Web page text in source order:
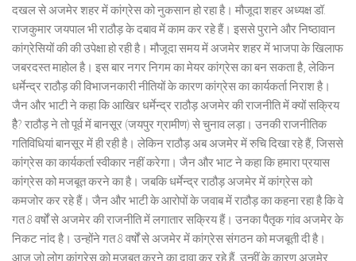
दखल से अजमेर शहर में कांग्रेस को नुकसान हो रहा है। मौजूदा शहर अध्यक्ष डॉ.
राजकुमार जयपाल भी राठौड़ के दबाव में काम कर रहे हैं। इससे पुराने और निष्ठावान
कांग्रेसियों की की उपेक्षा हो रही है। मौजूदा समय में अजमेर शहर में भाजपा के खिलाफ
जबरदस्त माहोल है। इस बार नगर निगम का मेयर कांग्रेस का बन सकता है, लेकिन
धर्मेन्द्र राठौड़ की विभाजनकारी नीतियों के कारण कांग्रेस का कार्यकर्ता निराश है।
जैन और भाटी ने कहा कि आखिर धर्मेन्द्र राठौड़ अजमेर की राजनीति में क्यों सक्रिय
हैै? राठौड़ ने तो पूर्व में बानसूर (जयपुर ग्रामीण) से चुनाव लड़ा। उनकी राजनीतिक
गतिविधियां बानसूर में ही रही है। लेकिन राठौड़ अब अजमेर में रुचि दिखा रहे हैं, जिससे
कांग्रेस का कार्यकर्ता स्वीकार नहीं करेगा। जैन और भाट ने कहा कि हमारा प्रयास
कांग्रेस को मजबूत करने का है। जबकि धर्मेन्द्र राठौड़ अजमेर में कांग्रेस को
कमजोर कर रहे हैं। जैन और भाटी के आरोपों के जवाब में राठौड़ का कहना रहा है कि वे
गत 8 वर्षों से अजमेर की राजनीति में लगातार सक्रिय हैं। उनका पैतृक गांव अजमेर के
निकट नांद है। उन्होंने गत 8 वर्षों से अजमेर में कांग्रेस संगठन को मजबूती दी है।
आज जो लोग कांग्रेस को मजबूत करने का दावा कर रहे हैं, उन्हीं के कारण अजमेर